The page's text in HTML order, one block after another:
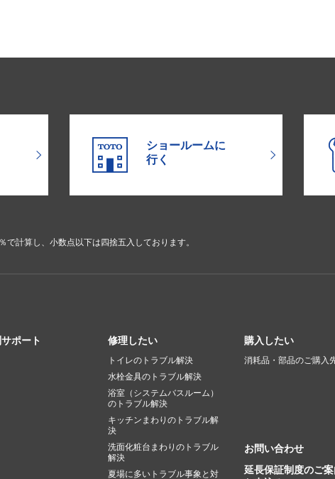
ショールームに
行く
計算し、小数点以下は四捨五入しております。
ポート 修理したい
トイレのトラブル解決
水栓金具のトラブル解決
浴室（システムバスルーム）
のトラブル解決
キッチンまわりのトラブル解
決
洗面化粧台まわりのトラブル
解決
夏場に多いトラブル事象と対
購入したい
消耗品・部品のご購入
お問い合わせ
延長保証制度のご